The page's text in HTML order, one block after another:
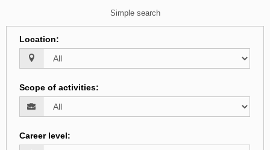
Simple search
Location:
Scope of activities:
Career level: